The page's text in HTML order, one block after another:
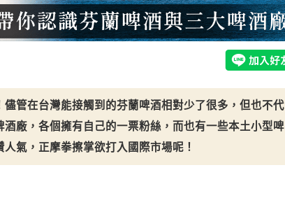
管在台灣能接觸到的芬蘭啤酒相對少了很多，但也不代
廠，各個擁有自己的一票粉絲，而也有一些本土小型啤
氣，正摩拳擦掌欲打入國際市場呢！